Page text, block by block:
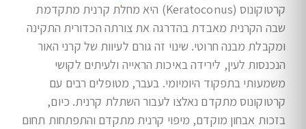
קרטוקונוס (Keratoconus) היא מחלת קרנית מתקדמת
שבה הקרנית מאבדת בהדרגה את צורתה הכדורית התקינה
ומקבלת מבנה חרוטי. שינוי זה גורם לעיוות של קרני האור
הנכנסות לעין, לירידה באיכות הראייה ולעיתים לקושי
משמעותי בתפקוד היומיומי. בעבר, מטופלים רבים עם
קרטוקונוס מתקדם נאלצו לעבור השתלת קרנית. כיום,
בזכות אבחון מוקדם, מיפוי קרנית מתקדם והתפתחות תחום